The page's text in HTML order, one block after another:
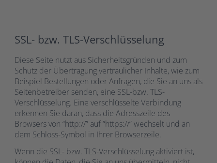
SSL- bzw. TLS-Verschlüsselung
Diese Seite nutzt aus Sicherheitsgründen und zum
Schutz der Übertragung vertraulicher Inhalte, wie zum
Beispiel Bestellungen oder Anfragen, die Sie an uns als
Seitenbetreiber senden, eine SSL-bzw. TLS-
Verschlüsselung. Eine verschlüsselte Verbindung
erkennen Sie daran, dass die Adresszeile des
Browsers von “http://” auf “https://” wechselt und an
dem Schloss-Symbol in Ihrer Browserzeile.
Wenn die SSL- bzw. TLS-Verschlüsselung aktiviert ist,